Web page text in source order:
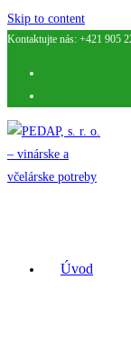
Skip to content
Kontaktujte nás: +421 905
Úvod